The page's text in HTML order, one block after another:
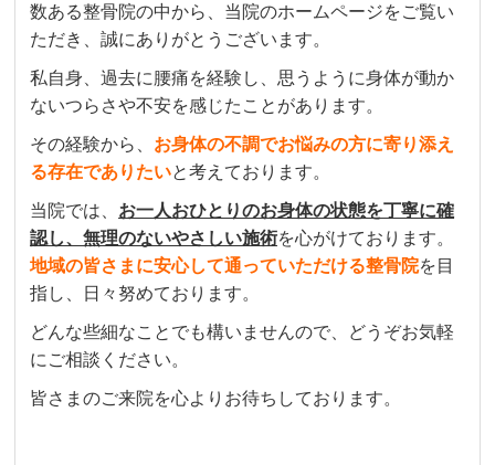
数ある整骨院の中から、当院のホームページをご覧い
ただき、誠にありがとうございます。
私自身、過去に腰痛を経験し、思うように身体が動か
ないつらさや不安を感じたことがあります。
その経験から、 お身体の不調でお悩みの方に寄り添え
る存在でありたいと考えております。
当院では、 お一人おひとりのお身体の状態を丁寧に確
認し、無理のないやさしい施術を心がけております。
地域の皆さまに安心して通っていただける整骨院を目
指し、日々努めております。
どんな些細なことでも構いませんので、どうぞお気軽
にご相談ください。
皆さまのご来院を心よりお待ちしております。